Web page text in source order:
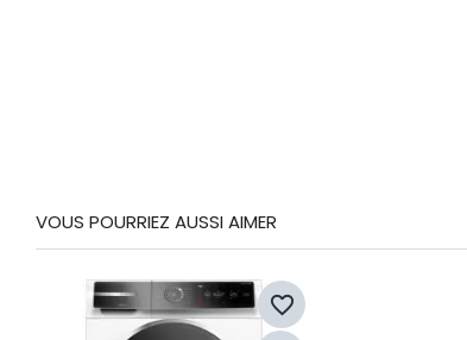
VOUS POURRIEZ AUSSI AIMER
favorite_border